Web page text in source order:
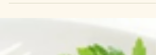
de poulet, spray de cuisson allégé (ou
vaporisateur d'huile d'olive), 1 oignon